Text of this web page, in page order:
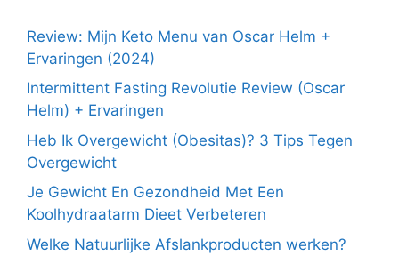
Review: Mijn Keto Menu van Oscar Helm +
Ervaringen (2024)
Intermittent Fasting Revolutie Review (Oscar
Helm) + Ervaringen
Heb Ik Overgewicht (Obesitas)? 3 Tips Tegen
Overgewicht
Je Gewicht En Gezondheid Met Een
Koolhydraatarm Dieet Verbeteren
Welke Natuurlijke Afslankproducten werken?